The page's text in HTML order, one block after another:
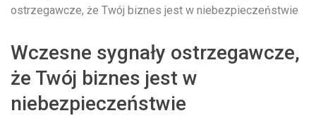
ostrzegawcze, że Twój biznes jest w niebezpieczeństwie
Wczesne sygnały ostrzegawcze,
że Twój biznes jest w
niebezpieczeństwie